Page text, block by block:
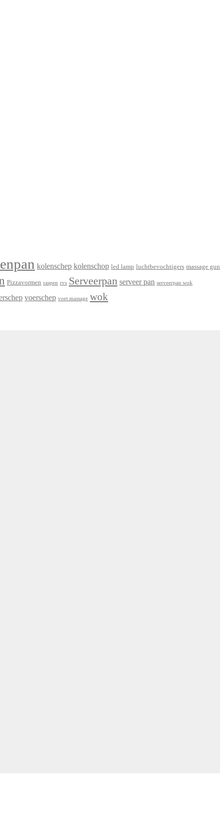
kolenschep kolenschop led lamp luchtbevochtigers massage gun
Pizzavormen raspen rvs Serveerpan serveer pan serveerpan wok
voerschep voet massage wok